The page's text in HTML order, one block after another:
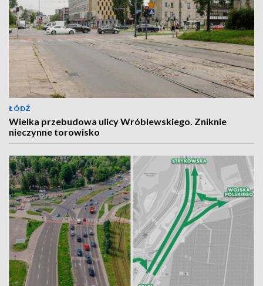
ŁÓDŹ
Wielka przebudowa ulicy Wróblewskiego. Zniknie
nieczynne torowisko